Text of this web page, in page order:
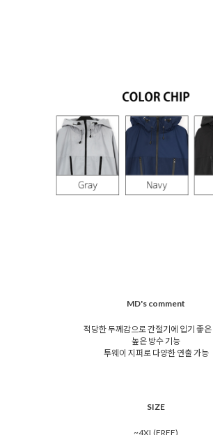
MD's comment
적당한 두께감으로 간절기에 입기 좋
높은 방수 기능
투웨이 지퍼로 다양한 연출 가능
SIZE
~4XL(FREE)